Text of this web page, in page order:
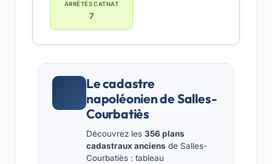
ARRÊTÉS CATNAT
7
Le cadastre
napoléonien de Salles-
Courbatiès
Découvrez les 356 plans
cadastraux anciens de Salles-
Courbatiès : tableau